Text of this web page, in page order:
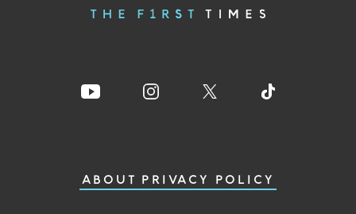
ABOUT PRIVACY POLICY